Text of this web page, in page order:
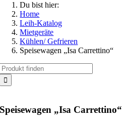
Du bist hier:
Home
Leih-Katalog
Mietgeräte
Kühlen/ Gefrieren
Speisewagen „Isa Carrettino“
Speisewagen „Isa Carrettino“